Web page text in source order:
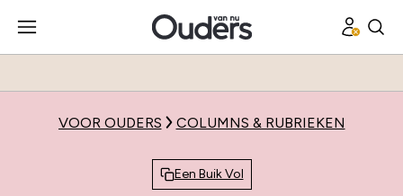
VOOR OUDERS COLUMNS & RUBRIEKEN
Een Buik Vol